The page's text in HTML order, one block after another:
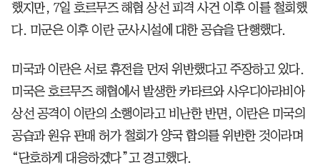
했지만, 7일 호르무즈 해협 상선 피격 사건 이후 이를 철회했
다. 미군은 이후 이란 군사시설에 대한 공습을 단행했다.
미국과 이란은 서로 휴전을 먼저 위반했다고 주장하고 있다.
미국은 호르무즈 해협에서 발생한 카타르와 사우디아라비아
상선 공격이 이란의 소행이라고 비난한 반면, 이란은 미국의
공습과 원유 판매 허가 철회가 양국 합의를 위반한 것이라며
“단호하게 대응하겠다”고 경고했다.